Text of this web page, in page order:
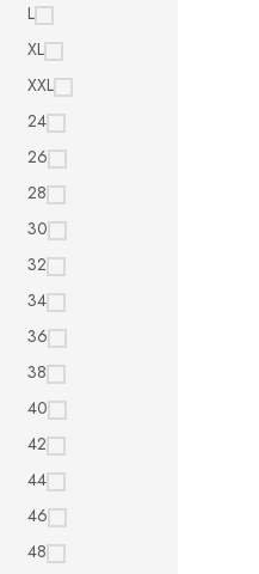
L
XL
XXL
24
26
28
30
32
34
36
38
40
42
44
46
48